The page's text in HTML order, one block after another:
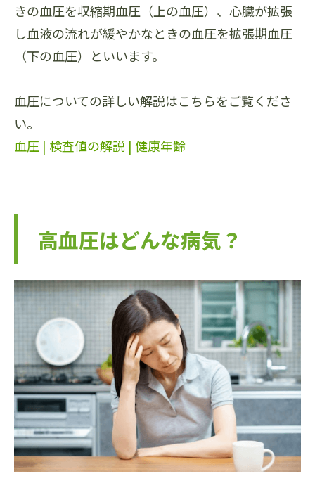
きの血圧を収縮期血圧（上の血圧）、心臓が拡張
し血液の流れが緩やかなときの血圧を拡張期血圧
（下の血圧）といいます。
血圧についての詳しい解説はこちらをご覧くださ
い。
血圧 | 検査値の解説 | 健康年齢
高血圧はどんな病気？